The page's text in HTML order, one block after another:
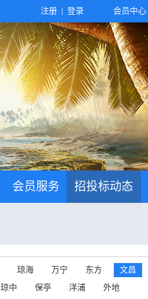
注册 登录 会员中心
会员服务 招投标动态
琼海 万宁 东方 文昌
琼中 保亭 洋浦 外地